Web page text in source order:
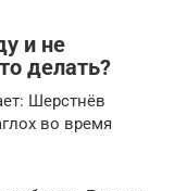
и не
делать?
Шерстнёв
во время